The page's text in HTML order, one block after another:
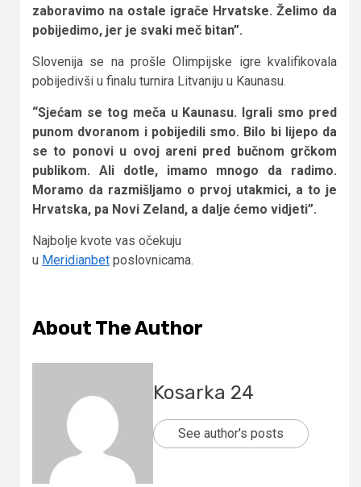
zaboravimo na ostale igrače Hrvatske. Želimo da
pobijedimo, jer je svaki meč bitan”.
Slovenija se na prošle Olimpijske igre kvalifikovala
pobijedivši u finalu turnira Litvaniju u Kaunasu.
“Sjećam se tog meča u Kaunasu. Igrali smo pred
punom dvoranom i pobijedili smo. Bilo bi lijepo da
se to ponovi u ovoj areni pred bučnom grčkom
publikom. Ali dotle, imamo mnogo da radimo.
Moramo da razmišljamo o prvoj utakmici, a to je
Hrvatska, pa Novi Zeland, a dalje ćemo vidjeti”.
Najbolje kvote vas očekuju
u Meridianbet poslovnicama.
About The Author
Kosarka 24
See author's posts